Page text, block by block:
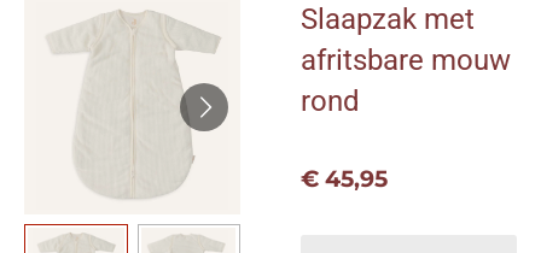
Slaapzak met
afritsbare mouw
rond
€ 45,95